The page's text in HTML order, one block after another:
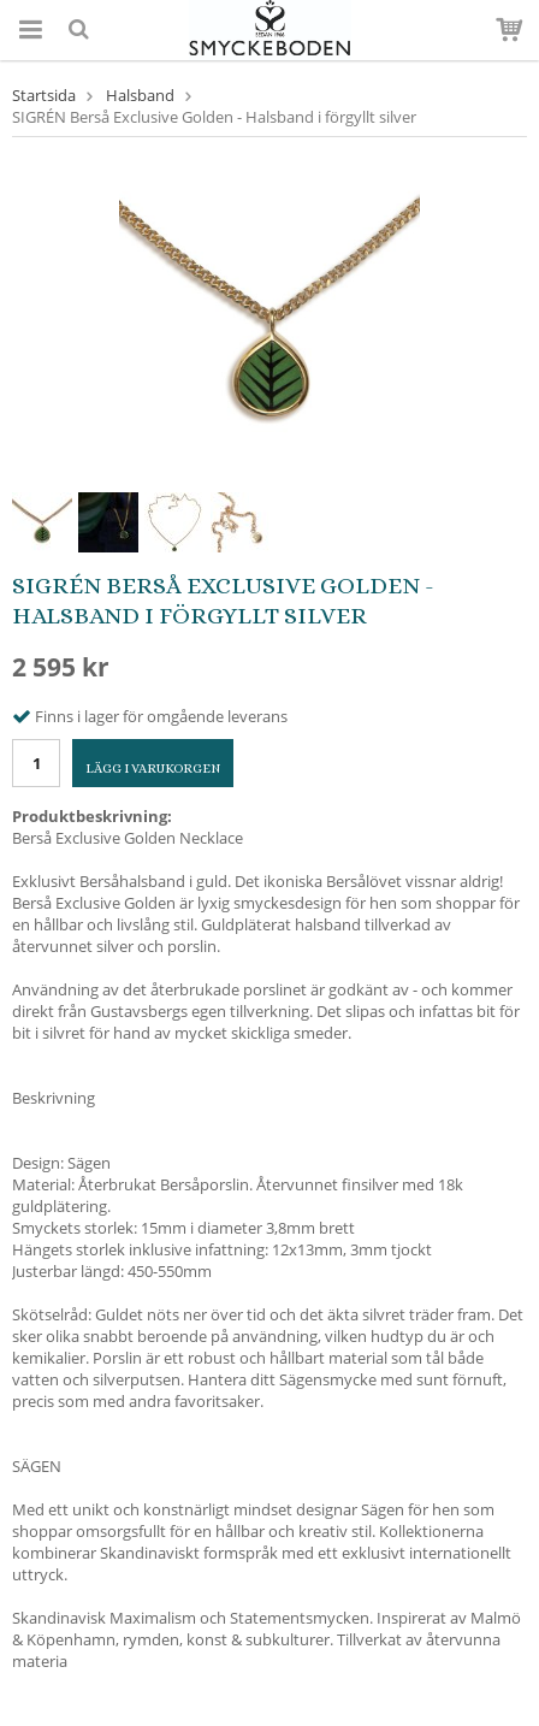
Startsida
Halsband
SIGRÉN Berså Exclusive Golden - Halsband i förgyllt silver
SIGRÉN BERSÅ EXCLUSIVE GOLDEN -
HALSBAND I FÖRGYLLT SILVER
2 595 kr
Finns i lager för omgående leverans
LÄGG I VARUKORGEN
Produktbeskrivning:
Berså Exclusive Golden Necklace
Exklusivt Bersåhalsband i guld. Det ikoniska Bersålövet vissnar aldrig!
Berså Exclusive Golden är lyxig smyckesdesign för hen som shoppar för
en hållbar och livslång stil. Guldpläterat halsband tillverkad av
återvunnet silver och porslin.
Användning av det återbrukade porslinet är godkänt av - och kommer
direkt från Gustavsbergs egen tillverkning. Det slipas och infattas bit för
bit i silvret för hand av mycket skickliga smeder.
Beskrivning
Design: Sägen
Material: Återbrukat Bersåporslin. Återvunnet finsilver med 18k
guldplätering.
Smyckets storlek: 15mm i diameter 3,8mm brett
Hängets storlek inklusive infattning: 12x13mm, 3mm tjockt
Justerbar längd: 450-550mm
Skötselråd: Guldet nöts ner över tid och det äkta silvret träder fram. Det
sker olika snabbt beroende på användning, vilken hudtyp du är och
kemikalier. Porslin är ett robust och hållbart material som tål både
vatten och silverputsen. Hantera ditt Sägensmycke med sunt förnuft,
precis som med andra favoritsaker.
SÄGEN
Med ett unikt och konstnärligt mindset designar Sägen för hen som
shoppar omsorgsfullt för en hållbar och kreativ stil. Kollektionerna
kombinerar Skandinaviskt formspråk med ett exklusivt internationellt
uttryck.
Skandinavisk Maximalism och Statementsmycken. Inspirerat av Malmö
& Köpenhamn, rymden, konst & subkulturer. Tillverkat av återvunna
materia